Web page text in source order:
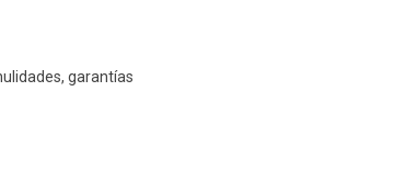
garantías